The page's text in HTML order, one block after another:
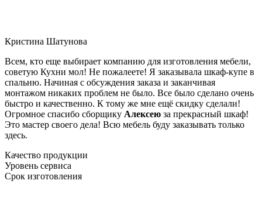
Кристина Шатунова
Всем, кто еще выбирает компанию для изготовления мебели,
советую Кухни мол! Не пожалеете! Я заказывала шкаф-купе в
спальню. Начиная с обсуждения заказа и заканчивая
монтажом никаких проблем не было. Все было сделано очень
быстро и качественно. К тому же мне ещё скидку сделали!
Огромное спасибо сборщику Алексею за прекрасный шкаф!
Это мастер своего дела! Всю мебель буду заказывать только
здесь.
Качество продукции
Уровень сервиса
Срок изготовления